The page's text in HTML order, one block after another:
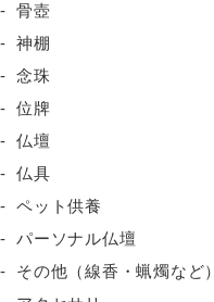
骨壺
神棚
念珠
位牌
仏壇
仏具
ペット供養
パーソナル仏壇
その他（線香・蝋燭など）